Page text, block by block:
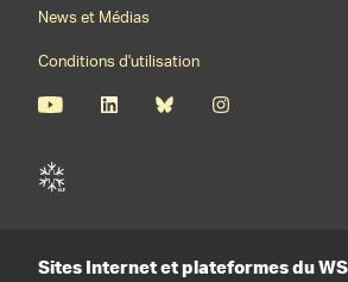
News et Médias
Conditions d'utilisation
Sites Internet et plateformes du